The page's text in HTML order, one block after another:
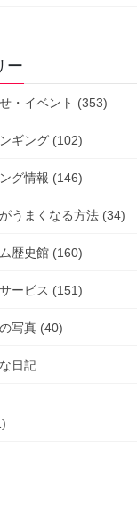
ー
・イベント (353)
ギング (102)
グ情報 (146)
うまくなる方法 (34)
歴史館 (160)
ービス (151)
写真 (40)
日記